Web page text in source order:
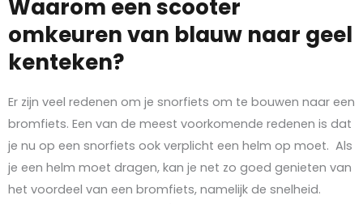
Waarom een scooter
omkeuren van blauw naar geel
kenteken?
Er zijn veel redenen om je snorfiets om te bouwen naar een
bromfiets. Een van de meest voorkomende redenen is dat
je nu op een snorfiets ook verplicht een helm op moet. Als
je een helm moet dragen, kan je net zo goed genieten van
het voordeel van een bromfiets, namelijk de snelheid.